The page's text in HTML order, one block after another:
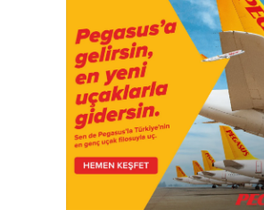
HAVAYOLU • 07 AĞU
ÜST ÜSTE
YOLCU SAYISI
HAVAYOLU • 05
VERIMLILIĞI VE
İŞ BIRLIĞI!